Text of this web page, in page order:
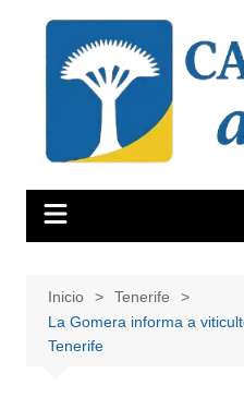
contenido
Inicio
Tenerife
La Gomera informa a
Tenerife